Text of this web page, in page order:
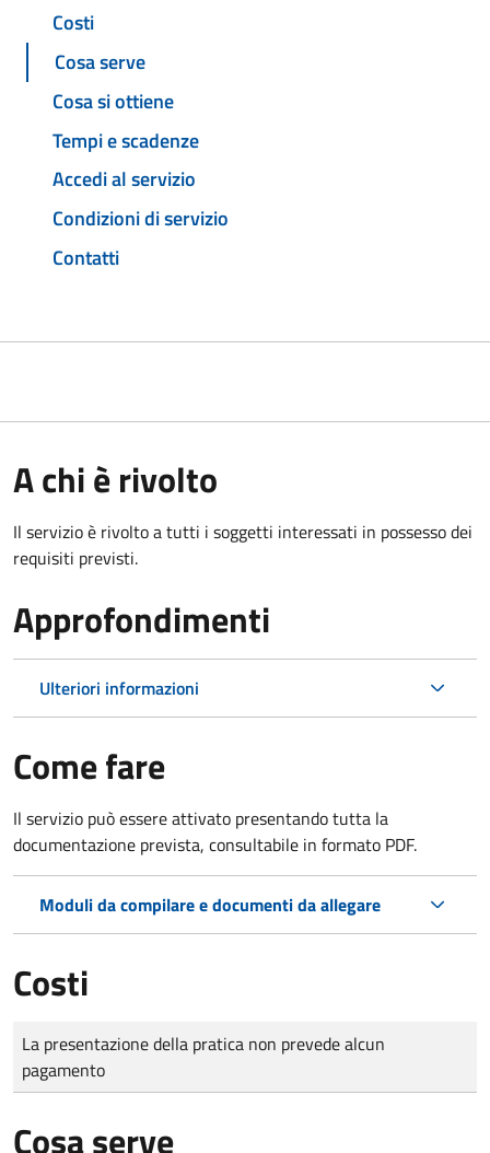
Costi
Cosa serve
Cosa si ottiene
Tempi e scadenze
Accedi al servizio
Condizioni di servizio
Contatti
A chi è rivolto
Il servizio è rivolto a tutti i soggetti interessati in possesso dei
requisiti previsti.
Approfondimenti
Ulteriori informazioni
Come fare
Il servizio può essere attivato presentando tutta la
documentazione prevista, consultabile in formato PDF.
Moduli da compilare e documenti da allegare
Costi
Tipo di pagamento
Importo
La presentazione della pratica non prevede alcun
pagamento
Cosa serve